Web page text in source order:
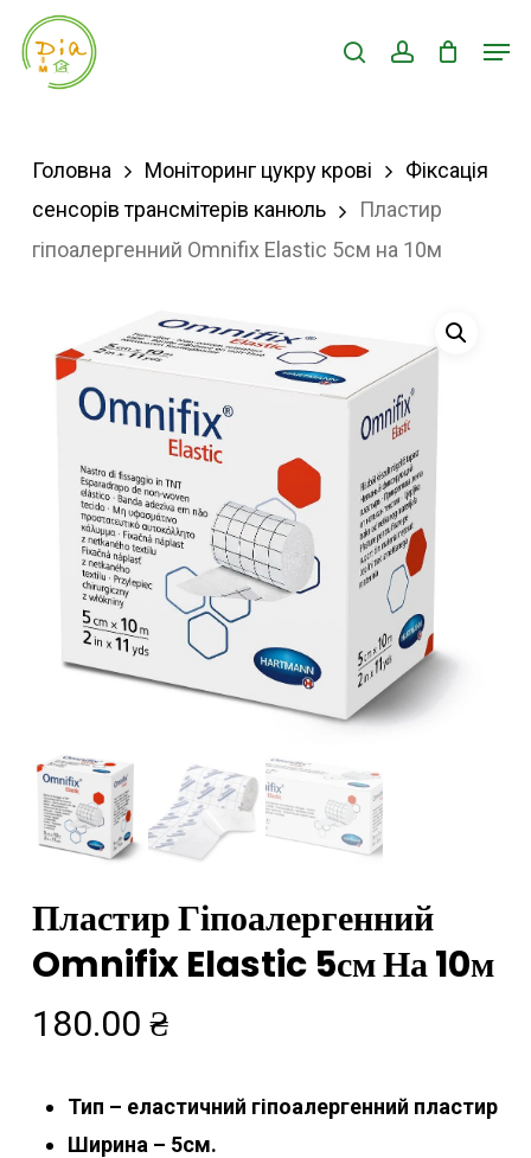
Skip
searchaccount
Головна Моніторинг цукру крові
Фіксація
сенсорів трансмітерів канюль
Пластир
гіпоалергенний Omnifix Elastic 5см на 10м
Пластир Гіпоалергенний
Omnifix Elastic 5см На 10м
180.00 ₴
Тип – еластичний гіпоалергенний пластир
Ширина – 5см.